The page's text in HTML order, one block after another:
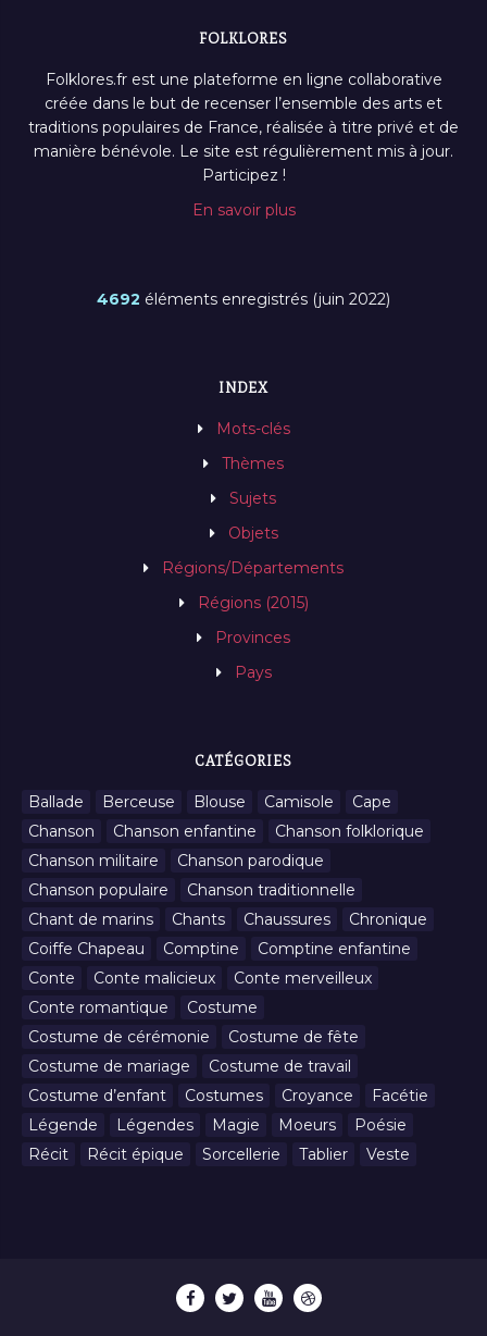
FOLKLORES
Folklores.fr est une plateforme en ligne collaborative
créée dans le but de recenser l’ensemble des arts et
traditions populaires de France, réalisée à titre privé et de
manière bénévole. Le site est régulièrement mis à jour.
Participez !
En savoir plus
4692 éléments enregistrés (juin 2022)
INDEX
Mots-clés
Thèmes
Sujets
Objets
Régions/Départements
Régions (2015)
Provinces
Pays
CATÉGORIES
Ballade Berceuse Blouse Camisole
Cape
Chanson
Chanson enfantine
Chanson folklorique
Chanson militaire
Chanson parodique
Chanson populaire
Chanson traditionnelle
Chant de marins
Chants Chaussures
Chronique
Coiffe Chapeau
Comptine
Comptine enfantine
Conte
Conte malicieux
Conte merveilleux
Conte romantique
Costume
Costume de cérémonie
Costume de fête
Costume de mariage
Costume de travail
Costume d’enfant
Costumes Croyance
Facétie
Légende
Légendes Magie Moeurs
Poésie
Récit
Récit épique Sorcellerie Tablier Veste